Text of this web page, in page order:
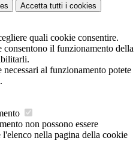
Accetta tutti i cookies
quali cookie consentire.
consentono il funzionamento della
al funzionamento potete
.
non possono essere
nella pagina della cookie